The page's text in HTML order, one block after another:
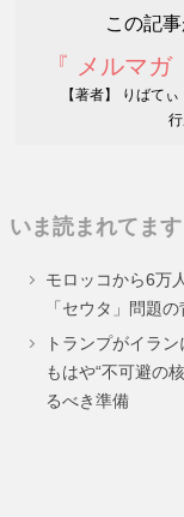
この記
『 メルマ
【著者】 りばて
いま読まれてます
モロッコから6万
「セウタ」問題
トランプがイラ
もはや“不可避の
るべき準備